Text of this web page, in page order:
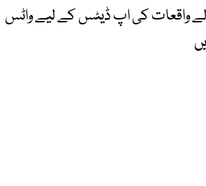
واقعات کی اپ ڈیٹس کے لیے واٹس